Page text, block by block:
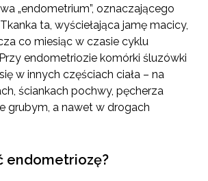
„endometrium”, oznaczającego
ta, wyściełająca jamę macicy,
co miesiąc w czasie cyklu
endometriozie komórki śluzówki
w innych częściach ciała – na
ściankach pochwy, pęcherza
grubym, a nawet w drogach
endometriozę?